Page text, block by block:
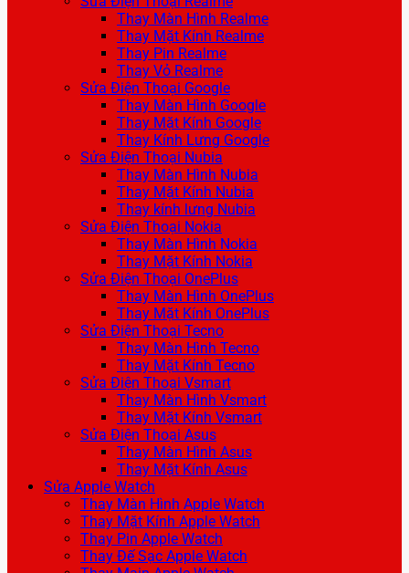
Thay Màn Hình Realme
Thay Mặt Kính Realme
Thay Pin Realme
Thay Vỏ Realme
Sửa Điện Thoại Google
Thay Màn Hình Google
Thay Mặt Kính Google
Thay Kính Lưng Google
Sửa Điện Thoại Nubia
Thay Màn Hình Nubia
Thay Mặt Kính Nubia
Thay kính lưng Nubia
Sửa Điện Thoại Nokia
Thay Màn Hình Nokia
Thay Mặt Kính Nokia
Sửa Điện Thoại OnePlus
Thay Màn Hình OnePlus
Thay Mặt Kính OnePlus
Sửa Điện Thoại Tecno
Thay Màn Hình Tecno
Thay Mặt Kính Tecno
Sửa Điện Thoại Vsmart
Thay Màn Hình Vsmart
Thay Mặt Kính Vsmart
Sửa Điện Thoại Asus
Thay Màn Hình Asus
Thay Mặt Kính Asus
Sửa Apple Watch
Thay Màn Hình Apple Watch
Thay Mặt Kính Apple Watch
Thay Pin Apple Watch
Thay Đế Sạc Apple Watch